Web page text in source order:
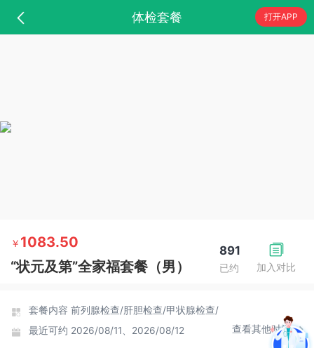
体检套餐 打开APP
加入对比
891
已约
￥ 1083.50
“状元及第”全家福套餐（男）
套餐内容 前列腺检查/肝胆检查/甲状腺检查/
最近可约 2026/08/11、2026/08/12 查看其他时间